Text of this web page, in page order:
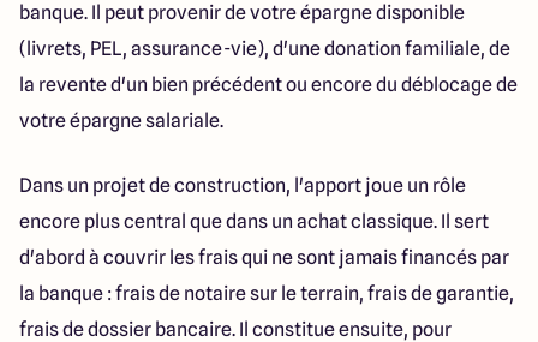
banque. Il peut provenir de votre épargne disponible
(livrets, PEL, assurance-vie), d'une donation familiale, de
la revente d'un bien précédent ou encore du déblocage de
votre épargne salariale.
Dans un projet de construction, l'apport joue un rôle
encore plus central que dans un achat classique. Il sert
d'abord à couvrir les frais qui ne sont jamais financés par
la banque : frais de notaire sur le terrain, frais de garantie,
frais de dossier bancaire. Il constitue ensuite, pour